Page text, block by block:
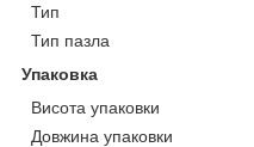
Тип
Тип пазла
Упаковка
Висота упаковки
Довжина упаковки